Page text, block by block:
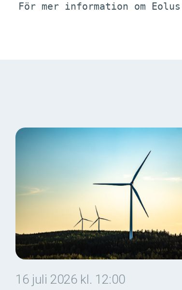
För mer information om
16 juli 2026 kl. 12:00